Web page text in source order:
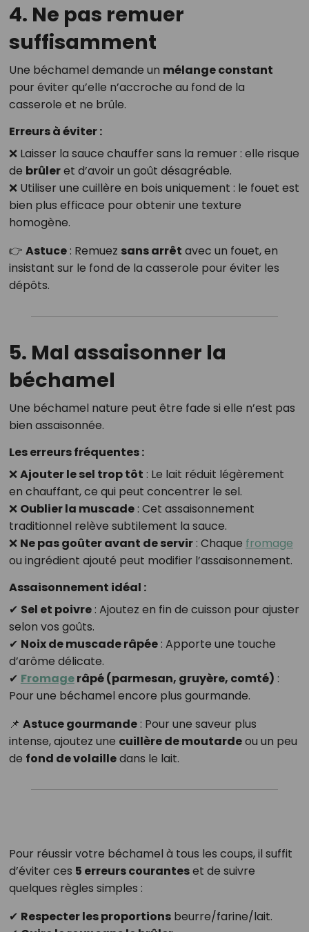
4. Ne pas remuer
suffisamment
Une béchamel demande un mélange constant
pour éviter qu’elle n’accroche au fond de la
casserole et ne brûle.
Erreurs à éviter :
❌ Laisser la sauce chauffer sans la remuer : elle risque
de brûleret d’avoir un goût désagréable.
❌ Utiliser une cuillère en bois uniquement : le fouet est
bien plus efficace pour obtenir une texture
homogène.
👉 Astuce: Remuez sans arrêt avec un fouet, en
insistant sur le fond de la casserole pour éviter les
dépôts.
5. Mal assaisonner la
béchamel
Une béchamel nature peut être fade si elle n’est pas
bien assaisonnée.
Les erreurs fréquentes :
❌Ajouter le sel trop tôt : Le lait réduit légèrement
en chauffant, ce qui peut concentrer le sel.
❌ Oublier la muscade: Cet assaisonnement
traditionnel relève subtilement la sauce.
❌ Ne pas goûter avant de servir: Chaque fromage
ou ingrédient ajouté peut modifier l’assaisonnement.
Assaisonnement idéal :
✔ Sel et poivre: Ajoutez en fin de cuisson pour ajuster
selon vos goûts.
✔ Noix de muscade râpée: Apporte une touche
d’arôme délicate.
✔ Fromagerâpé (parmesan, gruyère, comté) :
Pour une béchamel encore plus gourmande.
📌 Astuce gourmande: Pour une saveur plus
intense, ajoutez une cuillère de moutardeou un peu
de fond de volailledans le lait.
Pour réussir votre béchamel à tous les coups, il suffit
d’éviter ces 5 erreurs couranteset de suivre
quelques règles simples :
✔ Respecter les proportionsbeurre/farine/lait.